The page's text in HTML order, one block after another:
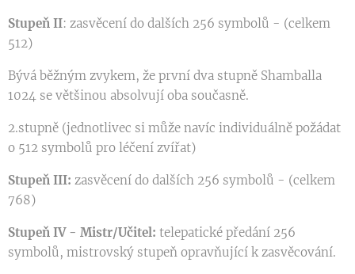
Stupeň II: zasvěcení do dalších 256 symbolů - (celkem
512)
Bývá běžným zvykem, že první dva stupně Shamballa
1024 se většinou absolvují oba současně.
2.stupně (jednotlivec si může navíc individuálně požádat
o 512 symbolů pro léčení zvířat)
Stupeň III: zasvěcení do dalších 256 symbolů - (celkem
768)
Stupeň IV - Mistr/Učitel: telepatické předání 256
symbolů, mistrovský stupeň opravňující k zasvěcování.